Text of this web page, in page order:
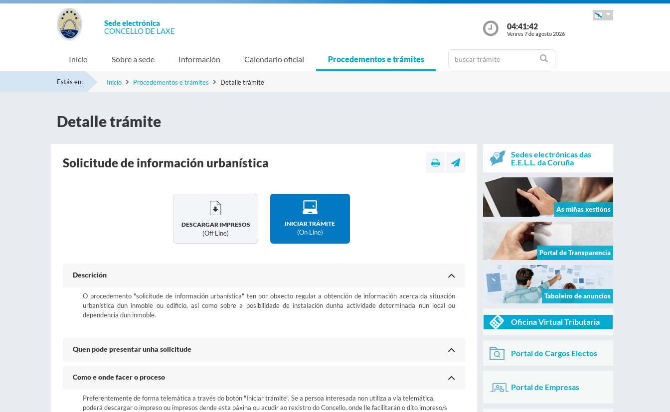
Sede electrónica
CONCELLO DE LAXE
04:41:42
Venres 7 de agosto 2026
Inicio Sobre a sede Información Calendario oficial Procedementos e trámites
Estás en: Inicio Procedementos e trámites Detalle trámite
Detalle trámite
Solicitude de información urbanística
DESCARGAR IMPRESOS
(off Line)
INICIAR TRÁMITE
(on Line)
Descrición
O procedemento "solicitude de información urbanística" ten por obxecto regular a obtención de información acerca da situación
urbanística dun inmoble ou edificio, así como sobre a posibilidade de instalación dunha actividade determinada nun local ou
dependencia dun inmoble.
Quen pode presentar unha solicitude
Como e onde facer o proceso
Preferentemente de forma telemática a través do botón "Iniciar trámite". Se a persoa interesada non utiliza a vía telemática,
poderá descargar o impreso ou impresos dende esta páxina ou acudir ao rexistro do Concello, onde lle facilitarán o dito impreso/s
Sedes electrónicas das
E.E.L.L. da Coruña
As miñas xestións
Portal de Transparencia
Taboleiro de anuncios
Oficina Virtual Tributaria
Portal de Cargos Electos
Portal de Empresas